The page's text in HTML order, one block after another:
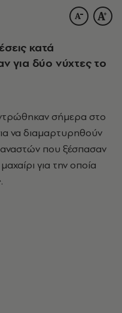
κατά
για δύο νύχτες το
σήμερα στο
να διαμαρτυρηθούν
που ξέσπασαν
για την οποία